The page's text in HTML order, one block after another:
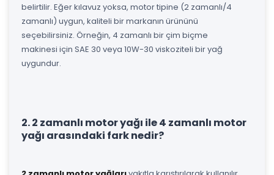
belirtilir. Eğer kılavuz yoksa, motor tipine (2 zamanlı/4
zamanlı) uygun, kaliteli bir markanın ürününü
seçebilirsiniz. Örneğin, 4 zamanlı bir çim biçme
makinesi için SAE 30 veya 10W-30 viskoziteli bir yağ
uygundur.
2. 2 zamanlı motor yağı ile 4 zamanlı motor
yağı arasındaki fark nedir?